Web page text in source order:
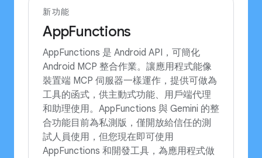
新功能
AppFunctions
AppFunctions 是 Android API，可簡化
Android MCP 整合作業。讓應用程式能像
裝置端 MCP 伺服器一樣運作，提供可做為
工具的函式，供主動式功能、用戶端代理
和助理使用。AppFunctions 與 Gemini 的整
合功能目前為私測版，僅開放給信任的測
試人員使用，但您現在即可使用
AppFunctions 和開發工具，為應用程式做